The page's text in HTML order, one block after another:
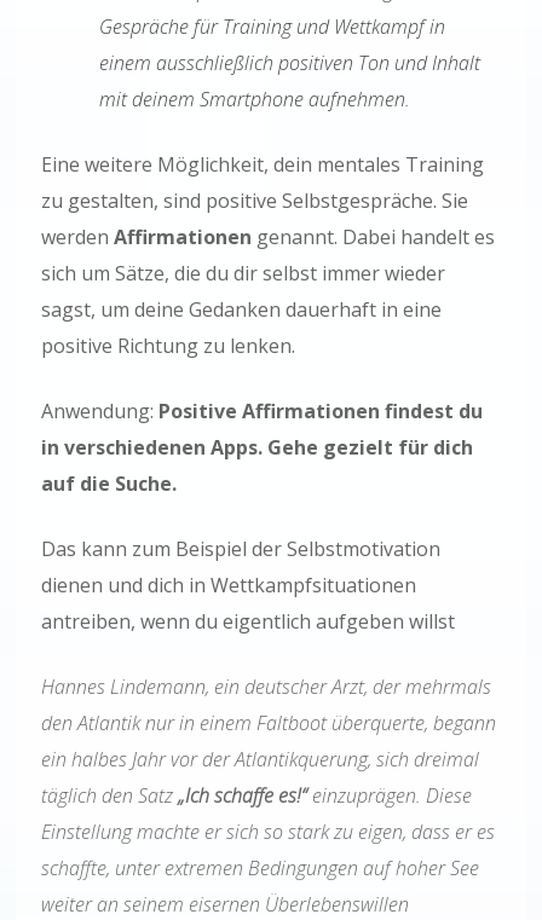
Gespräche für Training und Wettkampf in
einem ausschließlich positiven Ton und Inhalt
mit deinem Smartphone aufnehmen.
Eine weitere Möglichkeit, dein mentales Training
zu gestalten, sind positive Selbstgespräche. Sie
werdenAffirmationen genannt. Dabei handelt es
sich um Sätze, die du dir selbst immer wieder
sagst, um deine Gedanken dauerhaft in eine
positive Richtung zu lenken.
Anwendung: Positive Affirmationen findest du
in verschiedenen Apps. Gehe gezielt für dich
auf die Suche.
Das kann zum Beispiel der Selbstmotivation
dienen und dich in Wettkampfsituationen
antreiben, wenn du eigentlich aufgeben willst
Hannes Lindemann, ein deutscher Arzt, der mehrmals
den Atlantik nur in einem Faltboot überquerte, begann
ein halbes Jahr vor der Atlantikquerung, sich dreimal
täglich den Satz„Ich schaffe es!“einzuprägen. Diese
Einstellung machte er sich so stark zu eigen, dass er es
schaffte, unter extremen Bedingungen auf hoher See
weiter an seinem eisernen Überlebenswillen